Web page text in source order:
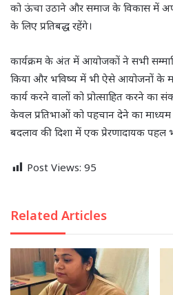
को ऊंचा उठाने और समाज के विकास में
के लिए प्रतिबद्ध रहेंगे।
कार्यक्रम के अंत में आयोजकों ने सभी
किया और भविष्य में भी ऐसे आयोजनों के
कार्य करने वालों को प्रोत्साहित करने का
केवल प्रतिभाओं को पहचान देने का
बदलाव की दिशा में एक प्रेरणादायक पहल
Post Views: 95
Related Articles